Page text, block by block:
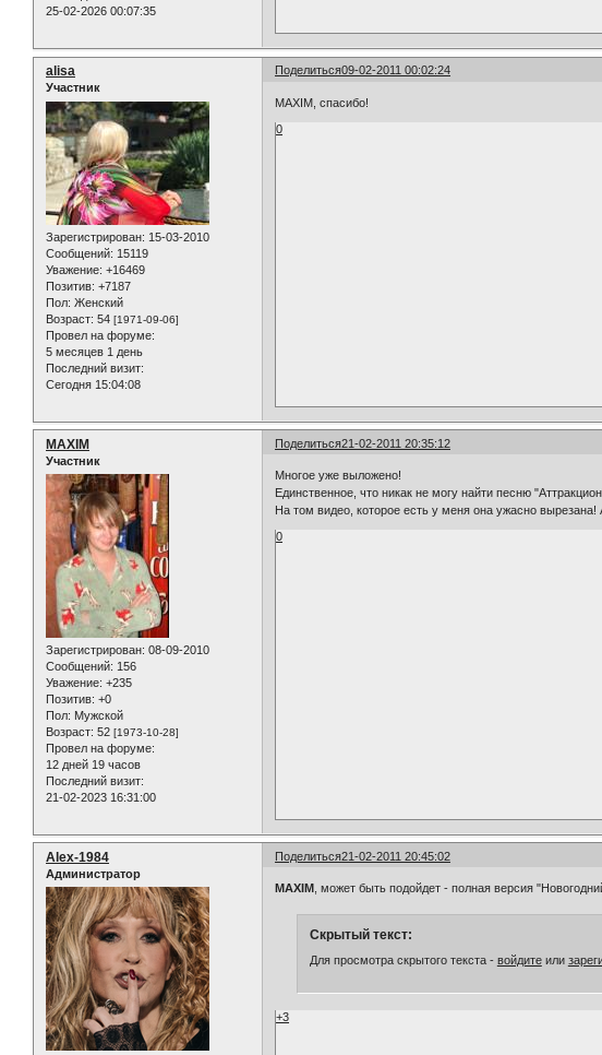
25-02-2026 00:07:35
Поделиться09-02-2011 00:02:24
alisa
Участник
Зарегистрирован: 15-03-2010
Сообщений: 15119
Уважение: +16469
Позитив: +7187
Пол: Женский
Возраст: 54 [1971-09-06]
Провел на форуме:
5 месяцев 1 день
Последний визит:
Сегодня 15:04:08
MAXIM, спасибо!
0
Поделиться21-02-2011 20:35:12
MAXIM
Участник
Зарегистрирован: 08-09-2010
Сообщений: 156
Уважение: +235
Позитив: +0
Пол: Мужской
Возраст: 52 [1973-10-28]
Провел на форуме:
12 дней 19 часов
Последний визит:
21-02-2023 16:31:00
Многое уже выложено!
Единственное, что никак не могу найти песню
На том видео, которое есть у меня она ужасно вырезана!
0
Поделиться21-02-2011 20:45:02
Alex-1984
Администратор
MAXIM , может быть подойдет - полная версия
Скрытый текст:
Для просмотра скрытого текста - войдитеили
+3